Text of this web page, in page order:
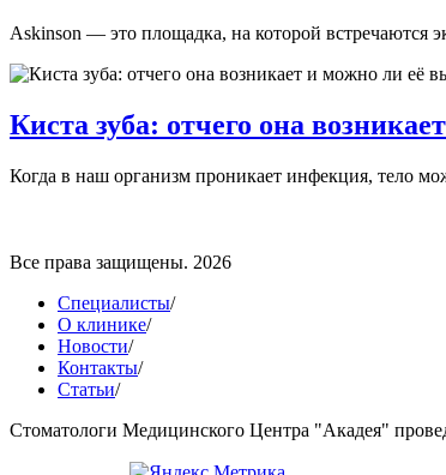
Askinson — это площадка, на которой встречаются
Киста зуба: отчего она
Когда в наш организм проникает инфекция, тело
Все права защищены. 2026
Специалисты/
О клинике/
Новости/
Контакты/
Статьи/
Стоматологи Медицинского Центра "Акадея"